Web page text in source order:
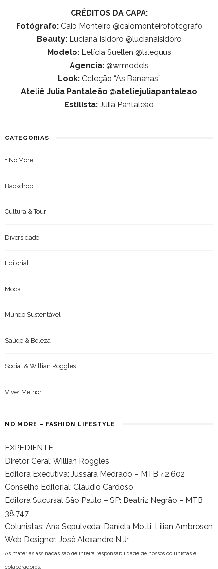
CRÉDITOS DA CAPA:
Fotógrafo:Caio Monteiro @caiomonteirofotografo
Beauty:Luciana Isidoro @lucianaisidoro
Modelo:Letícia Suellen @ls.equus
Agencia:@wrmodels
Look:Coleção “As Bananas”
Ateliê Julia Pantaleão @ateliejuliapantaleao
Estilista: Julia Pantaleão
CATEGORIAS
+ No More
Backdrop
Cultura & Tour
Diversidade
Editorial
Moda
Mundo Sustentável
Saúde & Beleza
Social & Willian Roggles
Viver Melhor
NO MORE – FASHION LIFESTYLE
EXPEDIENTE
Diretor Geral: Willian Roggles
Editora Executiva: Jussara Medrado – MTB 42.602
Conselho Editorial: Cláudio Cardoso
Editora Sucursal São Paulo – SP: Beatriz Negrão – MTB
38.747
Colunistas: Ana Sepulveda, Daniela Motti, Lilian Ambrosen
Web Designer: José Alexandre N Jr
As matérias assinadas são de inteira responsabilidade de nossos colunistas e
colaboradores.